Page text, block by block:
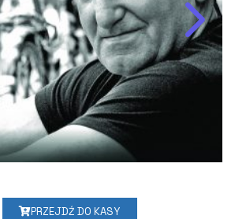
PRZEJDŹ DO KASY